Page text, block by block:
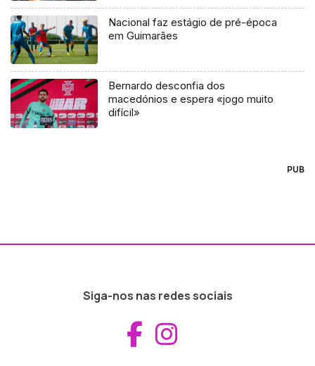
Nacional faz estágio de pré-época
em Guimarães
Bernardo desconfia dos
macedónios e espera «jogo muito
difícil»
PUB
Siga-nos nas redes sociais
Aceder ao